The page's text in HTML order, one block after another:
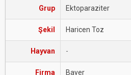
Grup Ektoparaziter
Şekil Haricen Toz
Hayvan -
Firma Bayer